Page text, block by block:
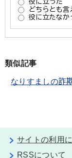
類似記事
なりすましの詐
サイトの利用
RSSについて